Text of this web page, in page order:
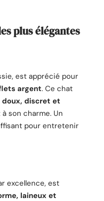
plus élégantes
est apprécié pour
argent. Ce chat
doux, discret et
son charme. Un
pour entretenir
excellence, est
laineux et